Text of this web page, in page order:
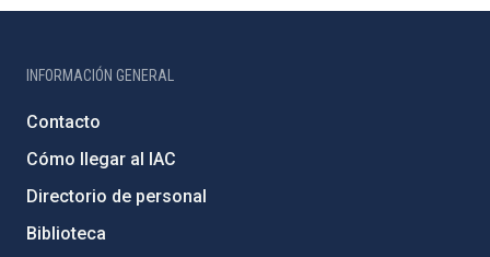
INFORMACIÓN GENERAL
Contacto
Cómo llegar al IAC
Directorio de personal
Biblioteca